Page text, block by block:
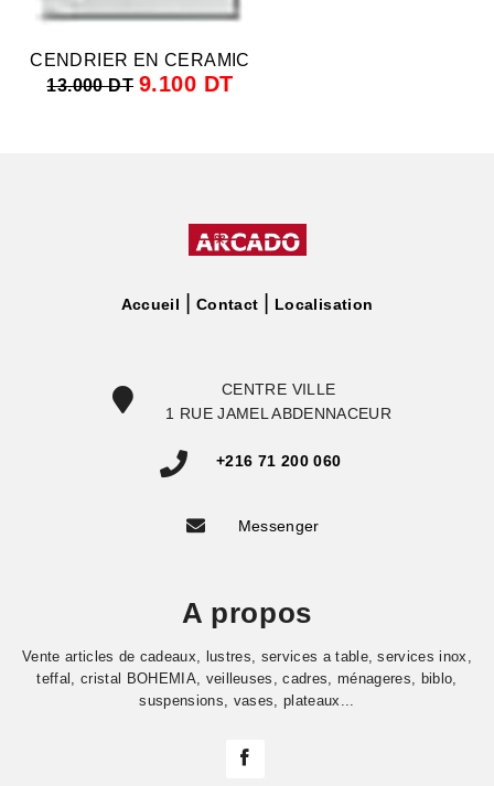
CENDRIER EN CERAMIC
13.000 DT 9.100 DT
Accueil Contact Localisation
CENTRE VILLE
1 RUE JAMEL ABDENNACEUR
+216 71 200 060
Messenger
A propos
Vente articles de cadeaux, lustres, services a table, services inox,
teffal, cristal BOHEMIA, veilleuses, cadres, ménageres, biblo,
suspensions, vases, plateaux...